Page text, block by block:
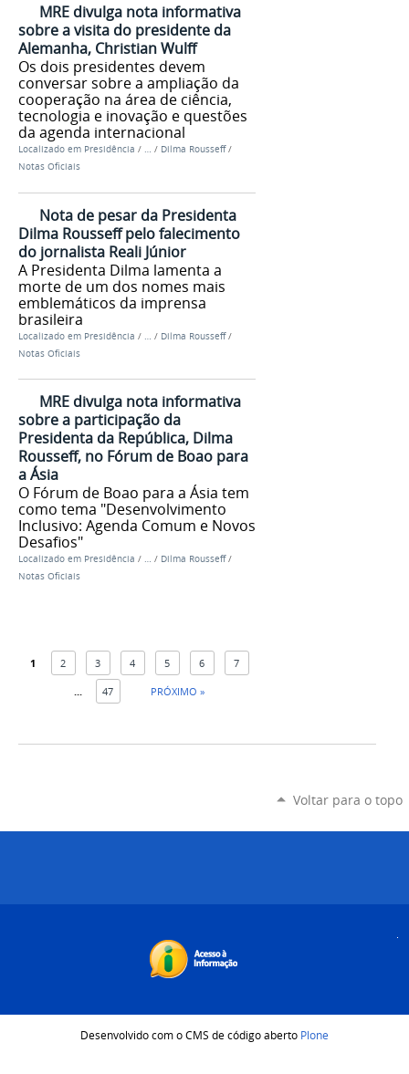
MRE divulga nota informativa
sobre a visita do presidente da
Alemanha, Christian Wulff
Os dois presidentes devem
conversar sobre a ampliação da
cooperação na área de ciência,
tecnologia e inovação e questões
da agenda internacional
Localizado em Presidência / … / Dilma Rousseff /
Notas Oficiais
Nota de pesar da Presidenta
Dilma Rousseff pelo falecimento
do jornalista Reali Júnior
A Presidenta Dilma lamenta a
morte de um dos nomes mais
emblemáticos da imprensa
brasileira
Localizado em Presidência / / Dilma Rousseff /
Notas Oficiais
MRE divulga nota informativa
sobre a participação da
Presidenta da República, Dilma
Rousseff, no Fórum de Boao para
a Ásia
O Fórum de Boao para a Ásia tem
como tema "Desenvolvimento
Inclusivo: Agenda Comum e Novos
Desafios"
Localizado em Presidência / … / Dilma Rousseff /
Notas Oficiais
1 2 3 4 5 6 7
... 47 PRÓXIMO »
Voltar para o topo
Desenvolvido com o CMS de código aberto Plone